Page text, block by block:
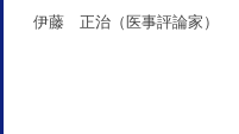
伊藤 正治（医事評論家）